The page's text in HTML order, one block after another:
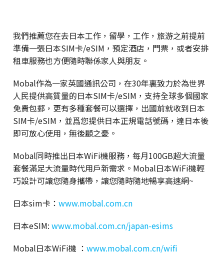
我們推薦您在去日本工作，留學，工作，旅游之前提前
準備一張日本SIM卡/eSIM，預定酒店，門票，或者安排
租車服務也方便隨時聯係家人與朋友。
Mobal作為一家英國通訊公司，在30年裏致力於為世界
人民提供高質量的日本SIM卡/eSIM，支持全球多個國家
免費包郵，更有多種套餐可以選擇，出國前就收到日本
SIM卡/eSIM，並爲您提供日本正規電話號碼，達日本後
即可放心使用，無後顧之憂。
Mobal同時推出日本WiFi機服務，每月100GB超大流量
套餐滿足大流量時代用戶新需求。Mobal日本WiFi機輕
巧設計可讓您隨身攜帶，讓您隨時隨地暢享高速網~
日本sim卡： www.mobal.com.cn
日本eSIM: www.mobal.com.cn/japan-esims
Mobal日本WiFi機 ： www.mobal.com.cn/wifi